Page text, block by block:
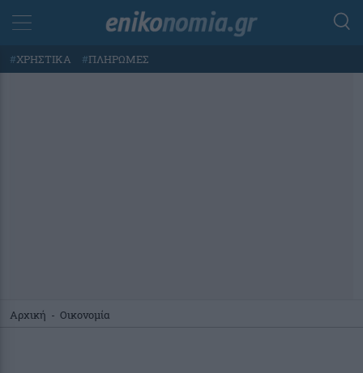
#ΧΡΗΣΤΙΚΑ #ΠΛΗΡΩΜΕΣ
Αρχική - Οικονομία